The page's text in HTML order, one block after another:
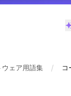
ェア用語集 / コ